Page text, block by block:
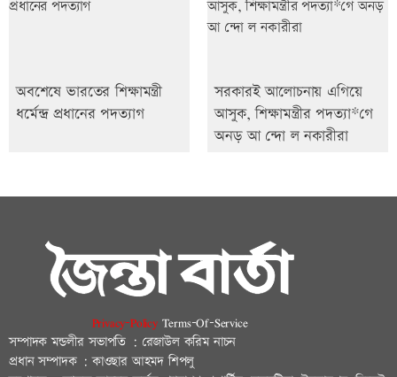
অবশেষে ভারতের শিক্ষামন্ত্রী
ধর্মেন্দ্র প্রধানের পদত্যাগ
সরকারই আলোচনায় এগিয়ে
আসুক, শিক্ষামন্ত্রীর পদত্যা*গে
অনড় আ ন্দো ল নকারীরা
Privacy-Policy Terms-Of-Service
সম্পাদক মন্ডলীর সভাপতি : রেজাউল করিম নাচন
প্রধান সম্পাদক : কাওছার আহমদ শিপলু